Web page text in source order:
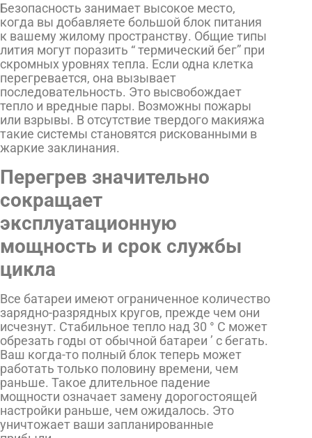
Безопасность занимает высокое место,
когда вы добавляете большой блок питания
к вашему жилому пространству. Общие типы
лития могут поразить “ термический бег” при
скромных уровнях тепла. Если одна клетка
перегревается, она вызывает
последовательность. Это высвобождает
тепло и вредные пары. Возможны пожары
или взрывы. В отсутствие твердого макияжа
такие системы становятся рискованными в
жаркие заклинания.
Перегрев значительно
сокращает
эксплуатационную
мощность и срок службы
цикла
Все батареи имеют ограниченное количество
зарядно-разрядных кругов, прежде чем они
исчезнут. Стабильное тепло над 30 ° C может
обрезать годы от обычной батареи ’ с бегать.
Ваш когда-то полный блок теперь может
работать только половину времени, чем
раньше. Такое длительное падение
мощности означает замену дорогостоящей
настройки раньше, чем ожидалось. Это
уничтожает ваши запланированные